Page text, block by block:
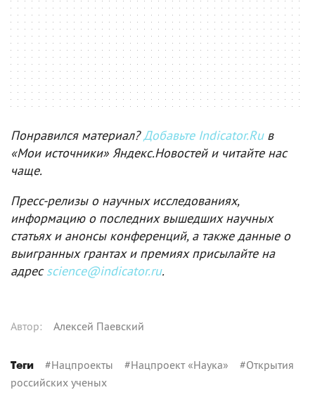
Понравился материал?Добавьте Indicator.Ruв
«Мои источники» Яндекс.Новостей и читайте нас
чаще.
Пресс-релизы о научных исследованиях,
информацию о последних вышедших научных
статьях и анонсы конференций, а также данные о
выигранных грантах и премиях присылайте на
адресscience@indicator.ru.
Автор: Алексей Паевский
Теги #Нацпроекты #Нацпроект «Наука» #Открытия
российских ученых